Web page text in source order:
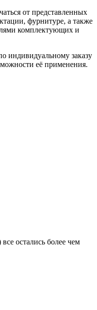
от представленных
фурнитуре, а также
комплектующих и
индивидуальному заказу
её применения.
остались более чем